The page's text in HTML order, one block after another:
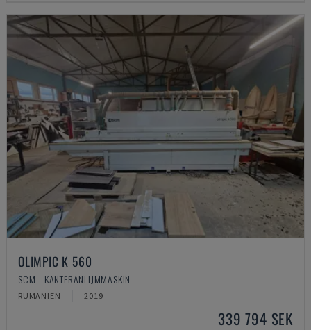
OLIMPIC K 560
SCM - KANTERANLIJMMASKIN
RUMÄNIEN 2019
339 794 SEK